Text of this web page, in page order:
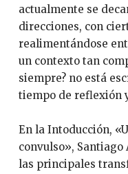
actualmente se
direcciones, con
realimentándose
un contexto tan
siempre? no está
tiempo de reflexión
En la Intoducción,
convulso»,
las principales